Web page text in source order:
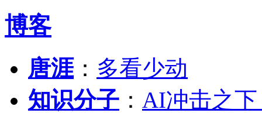
博客
唐涯： 多看少动
知识分子 ： AI冲击之